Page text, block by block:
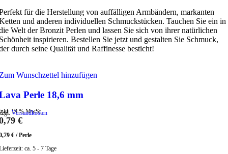
für die Herstellung von auffälligen Armbändern, markanten
und anderen individuellen Schmuckstücken. Tauchen Sie ein in
Welt der Bronzit Perlen und lassen Sie sich von ihrer natürlichen
inspirieren. Bestellen Sie jetzt und gestalten Sie Schmuck,
durch seine Qualität und Raffinesse besticht!
Wunschzettel hinzufügen
Perle 18,6 mm
19 % MwSt.
Versandkosten
€
€ /Perle
ca. 5 - 7 Tage